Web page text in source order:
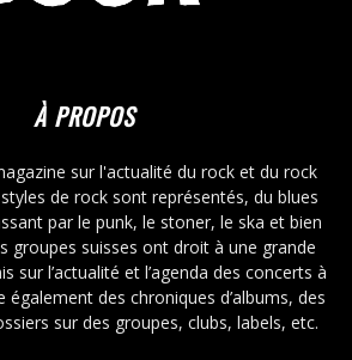
À PROPOS
sur l'actualité du rock et du rock
de rock sont représentés, du blues
par le punk, le stoner, le ska et bien
groupes suisses ont droit à une grande
sur l’actualité et l’agenda des concerts à
des chroniques d’albums, des
sur des groupes, clubs, labels, etc.